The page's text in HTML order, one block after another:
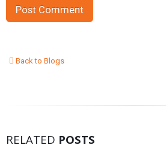
Back to Blogs
RELATED POSTS